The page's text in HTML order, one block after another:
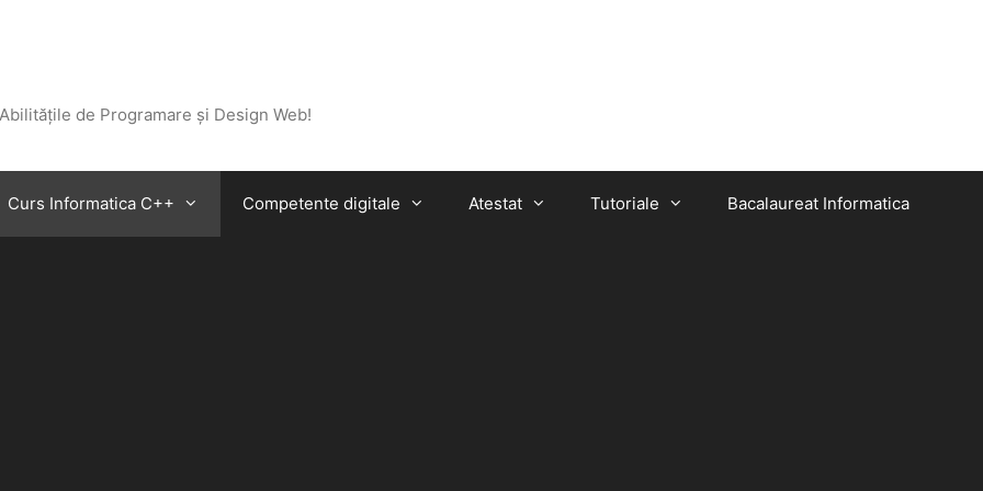
de Programare și Design Web!
Curs Informatica C++ Competente digitale Atestat Tutoriale Bacalaureat Informatica